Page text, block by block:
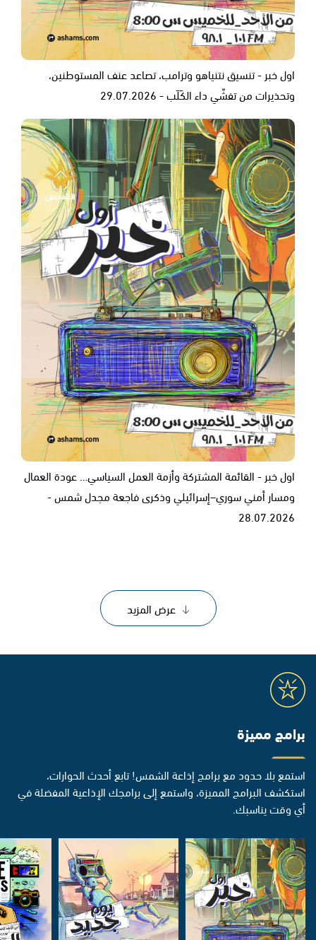
اول خبر - تنسيق نتنياهو وترامب، تصاعد عنف المستوطنين،
وتحذيرات من تفشّي داء الكَلَب - 29.07.2026
اول خبر - القائمة المشتركة وأزمة العمل السياسي… عودة العمال
ومسار أمني سوري–إسرائيلي وذكرى فاجعة مجدل شمس -
28.07.2026
عرض المزيد
برامج مميزة
استمع بلا حدود مع برامج إذاعة الشمس! تابع أحدث الحوارات،
استكشف البرامج المميزة، واستمع إلى برامجك الإذاعية المفضلة في
أي وقت يناسبك.